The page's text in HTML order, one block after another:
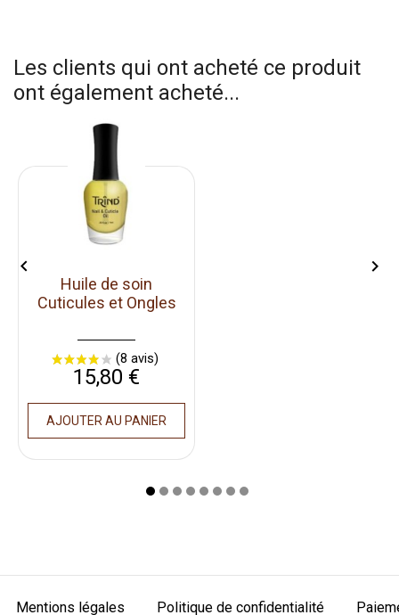
Les clients qui ont acheté ce produit
ont également acheté...
Huile de soin
Cuticules et Ongles
Prix
15,80 €
AJOUTER AU PANIER
 
Mentions légales Politique de confidentialité